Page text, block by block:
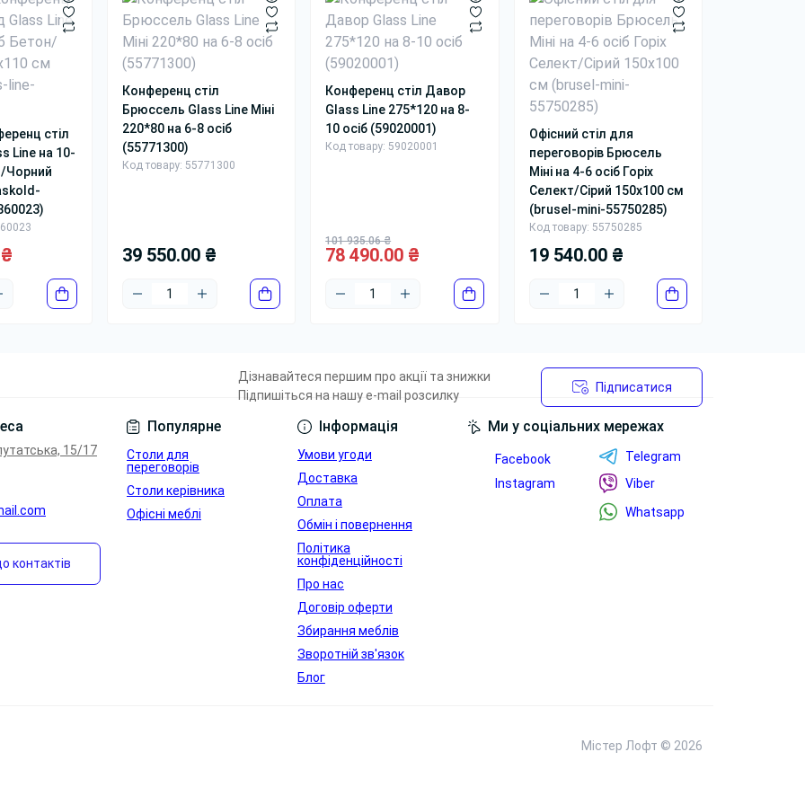
категоріями. Це корисно і для користувача, і для внутрішньої SEO-перелінковки.
столи
на 10 осіб
керівника
крісла
та відповіді
стіл кращий за овальний?
виглядає офіційніше, краще підходить для презентацій і чіткої посадки. Овальний створює
атмосферу.
прямокутний стіл для конференц-залу?
це один із найкращих варіантів для конференц-залу, особливо якщо кімната довга.
осіб бувають прямокутні столи?
столи для переговорів варто обирати не за однією ознакою, а за поєднанням розміру, форми,
посадкових місць, стилю офісу та реального сценарію використання. Так сторінка працює не як
категорія, а як повноцінна посадкова під конкретний комерційний запит.
стіл
Line на 10-
Чорний
Конференц стіл
Брюссель Glass Line Міні
220*80 на 6-8 осіб
(55771300)
Код товару: 55771300
39 550.00 ₴
Конференц стіл Давор
Glass Line 275*120 на 8-
10 осіб (59020001)
Код товару: 59020001
101 935.06 ₴
78 490.00 ₴
Офісний стіл для
переговорів Брюсель
Міні на 4-6 осіб Горіх
Селект/Сірий 150x100 см
(brusel-mini-55750285)
Код товару: 55750285
19 540.00 ₴
Дізнавайтеся першим про акції та знижки
Підпишіться на нашу e-mail розсилку
Підписатися
Умови угоди
15/17
контактів
Популярне
Столи для
переговорів
Столи керівника
Офісні меблі
Інформація
Умови угоди
Доставка
Оплата
Обмін і повернення
Політика
конфіденційності
Про нас
Договір оферти
Збирання меблів
Зворотній зв'язок
Блог
Ми у соціальних мережах
Facebook
Instagram
Telegram
Viber
Whatsapp
Містер Лофт © 2026